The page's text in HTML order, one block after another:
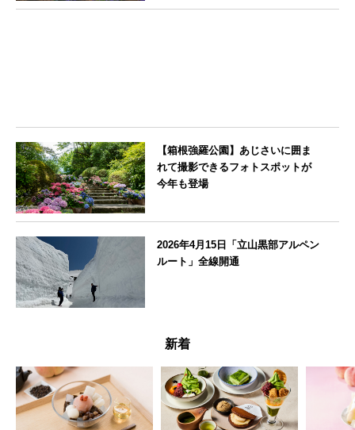
【箱根強羅公園】あじさいに囲ま
れて撮影できるフォトスポットが
今年も登場
2026年4月15日「立山黒部アルペン
ルート」全線開通
新着